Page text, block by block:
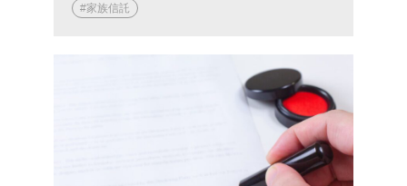
#家族信託